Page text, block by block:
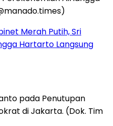
Merah Putih, Sri
Hartarto Langsung